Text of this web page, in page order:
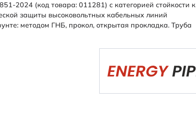
2024 (код товара: 011281) с категорией стойкости к
защиты высоковольтных кабельных линий
методом ГНБ, прокол, открытая прокладка. Труба